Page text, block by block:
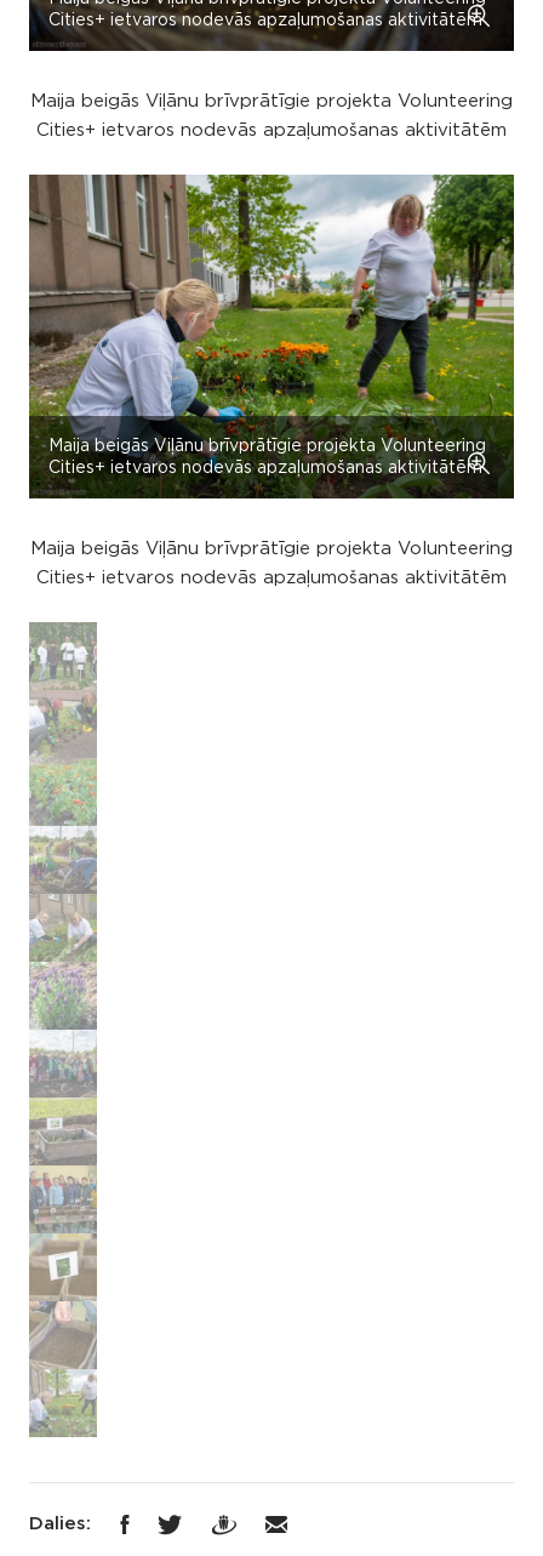
Cities+ ietvaros nodevās apzaļumošanas aktivitātēm
Maija beigās Viļānu brīvprātīgie projekta Volunteering
Cities+ ietvaros nodevās apzaļumošanas aktivitātēm
Maija beigās Viļānu brīvprātīgie projekta Volunteering
Cities+ ietvaros nodevās apzaļumošanas aktivitātēm
Maija beigās Viļānu brīvprātīgie projekta Volunteering
Cities+ ietvaros nodevās apzaļumošanas aktivitātēm
Dalies: